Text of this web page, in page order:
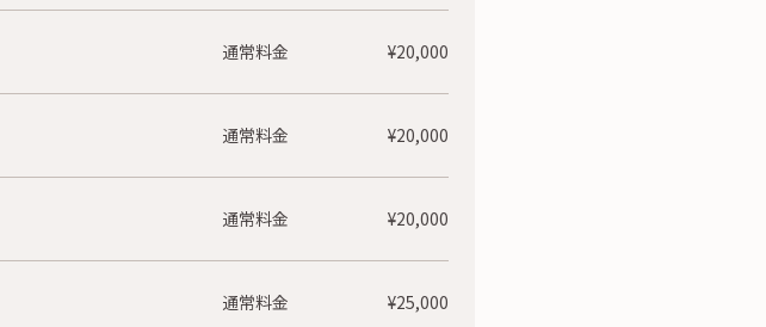
通常料金 ¥20,000
通常料金 ¥20,000
通常料金 ¥20,000
通常料金 ¥25,000